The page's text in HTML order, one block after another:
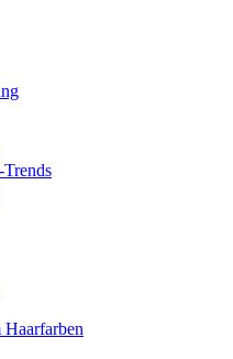
Haarfarben